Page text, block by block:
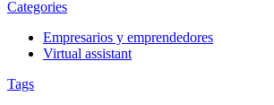
Categories
Empresarios y emprendedores
Virtual assistant
Tags